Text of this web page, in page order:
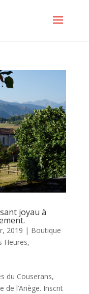
joyau à
2019 | Boutique
Heures,
du Couserans,
de l’Ariège. Inscrit